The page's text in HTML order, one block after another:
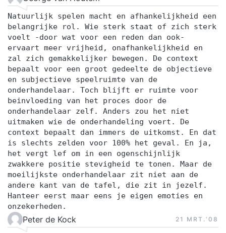
Natuurlijk spelen macht en afhankelijkheid een
belangrijke rol. Wie sterk staat of zich sterk
voelt -door wat voor een reden dan ook-
ervaart meer vrijheid, onafhankelijkheid en
zal zich gemakkelijker bewegen. De context
bepaalt voor een groot gedeelte de objectieve
en subjectieve speelruimte van de
onderhandelaar. Toch blijft er ruimte voor
beinvloeding van het proces door de
onderhandelaar zelf. Anders zou het niet
uitmaken wie de onderhandeling voert. De
context bepaalt dan immers de uitkomst. En dat
is slechts zelden voor 100% het geval. En ja,
het vergt lef om in een ogenschijnlijk
zwakkere positie stevigheid te tonen. Maar de
moeilijkste onderhandelaar zit niet aan de
andere kant van de tafel, die zit in jezelf.
Hanteer eerst maar eens je eigen emoties en
onzekerheden.
Peter de Kock 21 MRT.‘08